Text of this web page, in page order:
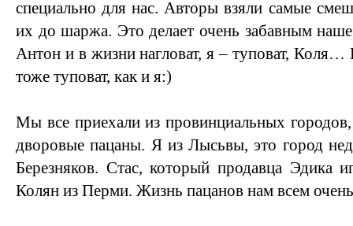
специально для нас. Авторы взяли самые
их до шаржа. Это делает очень забавным
Антон и в жизни нагловат, я – туповат, Коля…
тоже туповат, как и я:)
Мы все приехали из провинциальных
дворовые пацаны. Я из Лысьвы, это город
Березняков. Стас, который продавца Эдика
Колян из Перми. Жизнь пацанов нам всем